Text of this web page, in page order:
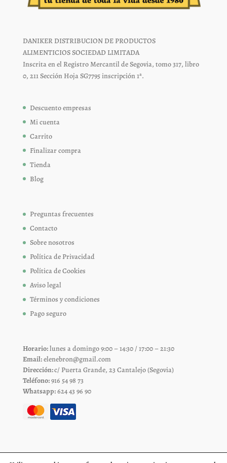
DANIKER DISTRIBUCION DE PRODUCTOS
ALIMENTICIOS SOCIEDAD LIMITADA
Inscrita en el Registro Mercantil de Segovia, tomo 317, libro
0, 211 Sección Hoja SG7795 inscripción 1ª.
Descuento empresas
Mi cuenta
Carrito
Finalizar compra
Tienda
Blog
Preguntas frecuentes
Contacto
Sobre nosotros
Política de Privacidad
Política de Cookies
Aviso legal
Términos y condiciones
Pago seguro
Horario:lunes a domingo 9:00 – 14:30 / 17:00 – 21:30
Email:elenebron@gmail.com
Dirección:c/ Puerta Grande, 23 Cantalejo (Segovia)
Teléfono:916 54 98 73
Whatsapp:624 43 96 90